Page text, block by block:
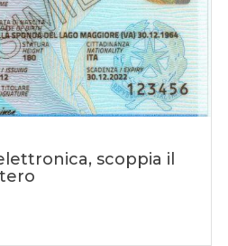
scoppia il